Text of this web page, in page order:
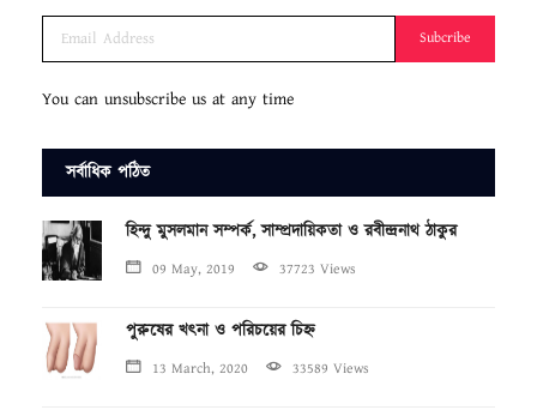
Subcribe
You can unsubscribe us at any time
সর্বাধিক পঠিত
হিন্দু মুসলমান সম্পর্ক, সাম্প্রদায়িকতা ও রবীন্দ্রনাথ ঠাকুর
09 May, 2019 37723 Views
পুরুষের খৎনা ও পরিচয়ের চিহ্ন
13 March, 2020 33589 Views